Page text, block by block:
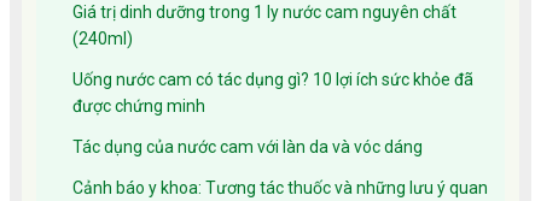
Giá trị dinh dưỡng trong 1 ly nước cam nguyên chất
(240ml)
Uống nước cam có tác dụng gì? 10 lợi ích sức khỏe đã
được chứng minh
Tác dụng của nước cam với làn da và vóc dáng
Cảnh báo y khoa: Tương tác thuốc và những lưu ý quan